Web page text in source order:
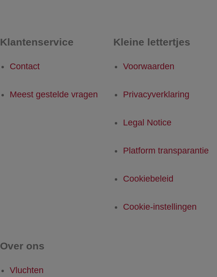
Klantenservice
Contact
Meest gestelde vragen
Kleine lettertjes
Voorwaarden
Privacyverklaring
Legal Notice
Platform transparantie
Cookiebeleid
Cookie-instellingen
Over ons
Vluchten